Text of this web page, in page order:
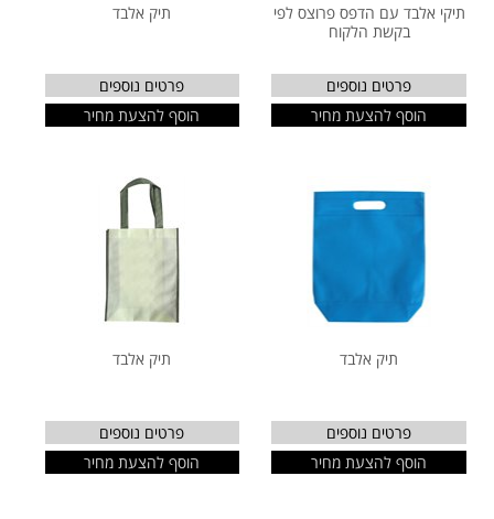
תיקי אלבד עם הדפס פרוצס לפי
בקשת הלקוח
פרטים נוספים
הוסף להצעת מחיר
תיק אלבד
פרטים נוספים
הוסף להצעת מחיר
תיק אלבד
פרטים נוספים
הוסף להצעת מחיר
תיק אלבד
פרטים נוספים
הוסף להצעת מחיר